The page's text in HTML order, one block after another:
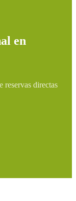
en
reservas directas